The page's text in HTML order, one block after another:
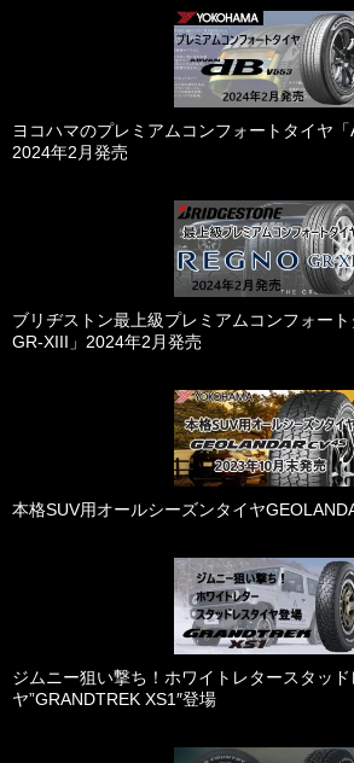
ヨコハマのプレミアムコンフォートタイヤ「
2024年2月発売
ブリヂストン最上級プレミアムコンフォー
GR-XIII」2024年2月発売
本格SUV用オールシーズンタイヤ
ジムニー狙い撃ち！ホワイトレタースタッド
ヤ”GRANDTREK XS1″登場